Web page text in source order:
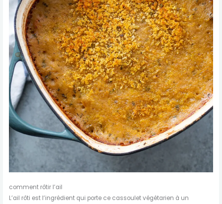
comment rôtir l’ail
L’ail rôti est l’ingrédient qui porte ce cassoulet végétarien à un